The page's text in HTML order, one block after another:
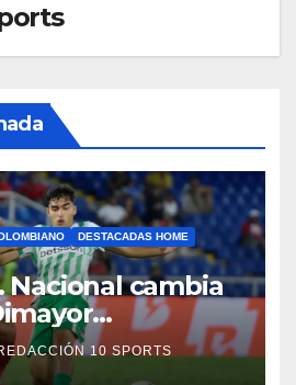
DESTACADAS HOME
Nacional cambia
el clásico por
10 SPORTS